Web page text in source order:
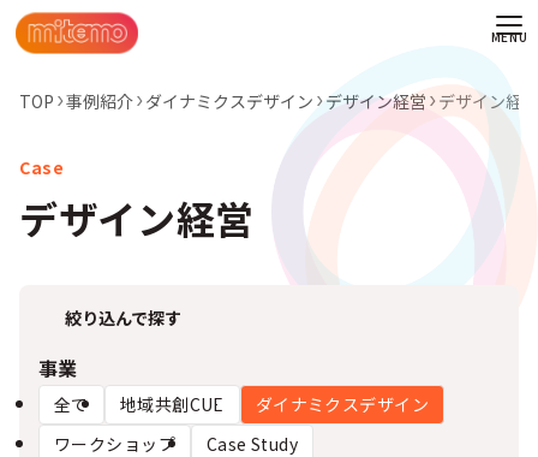
TOP 事例紹介 ダイナミクスデザイン デザイン経営​ デザイン経営​
デザイン経営​
絞り込んで探す
事業
全て 地域共創CUE
ダイナミクスデザイン
ワークショップ
Case Study